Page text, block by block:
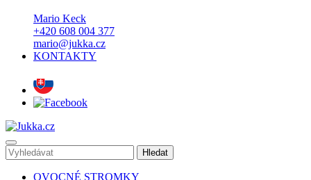
Mario Keck
+420 608 004 377
mario@jukka.cz
KONTAKTY
OVOCNÉ STROMKY